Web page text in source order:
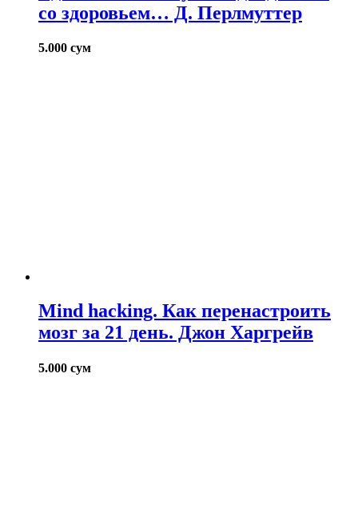
со здоровьем… Д. Перлмуттер
5.000 сум
Mind hacking. Как перенастроить
мозг за 21 день. Джон Харгрейв
5.000 сум